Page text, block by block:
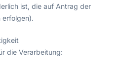
ist, die auf Antrag der
erfolgen).
die Verarbeitung: